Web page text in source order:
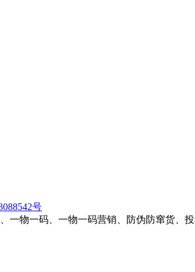
号
一物一码、一物一码营销、防伪防窜货、